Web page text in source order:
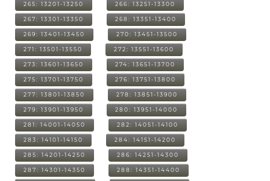
265: 13201-13250 266: 13251-13300
267: 13301-13350 268: 13351-13400
269: 13401-13450 270: 13451-13500
271: 13501-13550 272: 13551-13600
273: 13601-13650 274: 13651-13700
275: 13701-13750 276: 13751-13800
277: 13801-13850 278: 13851-13900
279: 13901-13950 280: 13951-14000
281: 14001-14050 282: 14051-14100
283: 14101-14150 284: 14151-14200
285: 14201-14250 286: 14251-14300
287: 14301-14350 288: 14351-14400